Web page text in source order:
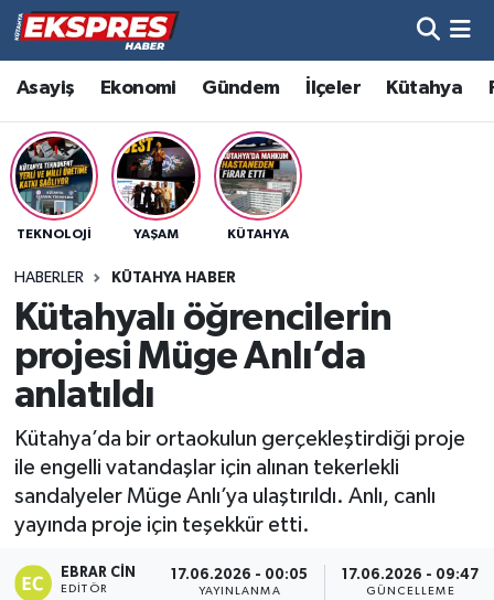
Asayiş Ekonomi Gündem İlçeler Kütahya
TEKNOLOJI YAŞAM KÜTAHYA
HABERLER KÜTAHYA HABER
Kütahyalı öğrencilerin
projesi Müge Anlı’da
anlatıldı
Kütahya’da bir ortaokulun gerçekleştirdiği proje
ile engelli vatandaşlar için alınan tekerlekli
sandalyeler Müge Anlı’ya ulaştırıldı. Anlı, canlı
yayında proje için teşekkür etti.
EBRAR CIN
EDITÖR
17.06.2026 - 00:05
YAYINLANMA
17.06.2026 - 09:47
GÜNCELLEME
Altıntaş
Asayiş
Aslanapa
Bölge
Çavdarhisar
Dumlupınar
Dünya
Eğitim
Hava Durumu
Trafik Durumu
Süper Lig Puan Durumu ve Fikstür
Son Dakika Haberleri
Haber Arşivi